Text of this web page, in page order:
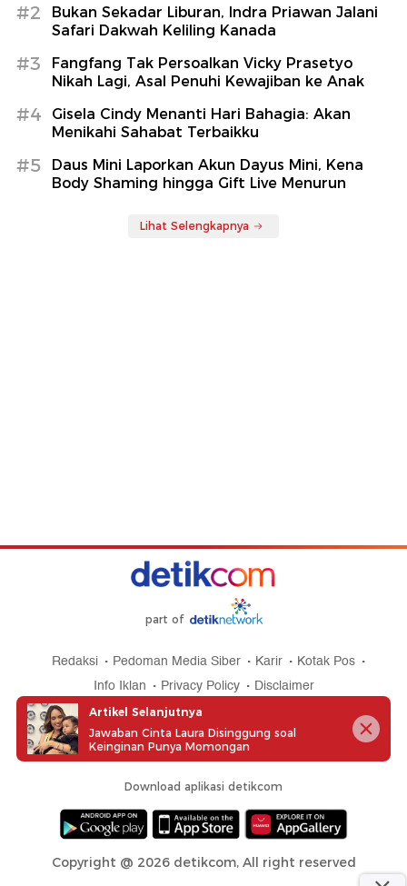
#2
Bukan Sekadar Liburan, Indra Priawan Jalani
Safari Dakwah Keliling Kanada
#3
Fangfang Tak Persoalkan Vicky Prasetyo
Nikah Lagi, Asal Penuhi Kewajiban ke Anak
#4
Gisela Cindy Menanti Hari Bahagia: Akan
Menikahi Sahabat Terbaikku
#5
Daus Mini Laporkan Akun Dayus Mini, Kena
Body Shaming hingga Gift Live Menurun
Lihat Selengkapnya
part of
Redaksi Pedoman Media Siber Karir
Kotak Pos
Info Iklan
Privacy Policy Disclaimer
Download aplikasi detikcom
Copyright @ 2026 detikcom, All right reserved
Artikel Selanjutnya
Jawaban Cinta Laura Disinggung soal
Keinginan Punya Momongan